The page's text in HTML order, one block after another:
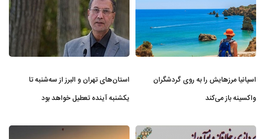
اسپانیا مرزهایش را به روی گردشگران
واکسینه باز می‌کند
استان‌های تهران و البرز از سه‌شنبه تا
یکشنبه آینده تعطیل خواهد بود